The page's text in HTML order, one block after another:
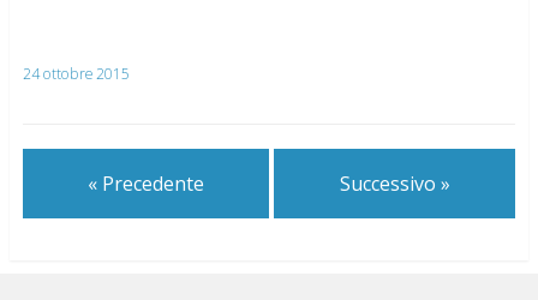
24 ottobre 2015
« Precedente Successivo »